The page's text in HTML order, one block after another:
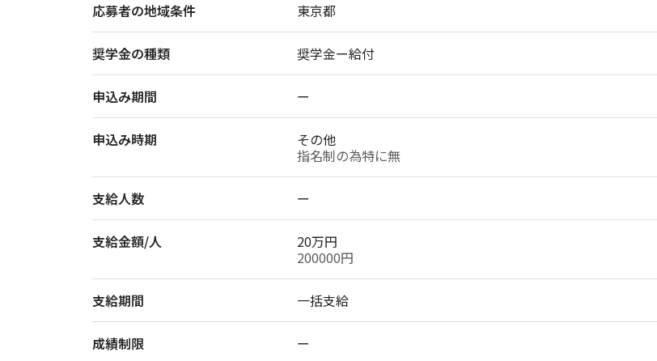
応募者の地域条件 東京都
奨学金の種類 奨学金ー給付
申込み期間 ー
申込み時期
その他
指名制の為特に無
支給人数 ー
支給金額/人
20万円
200000円
支給期間 一括支給
成績制限 ー